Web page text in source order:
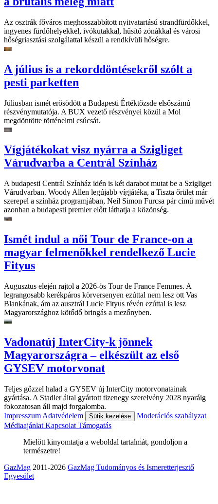
Az osztrák főváros meghosszabbított nyitvatartású strandfürdőkkel,
ingyenes fürdőhelyekkel, ivókutakkal, hűsítő zónákkal és városi
hőségriasztási szolgálattal készül a rendkívüli hőségre.
A július is a rekorddöntésekről szólt a
pesti parketten
Júliusban ismét erősödött a Budapesti Értéktőzsde elsőszámú
részvénymutatója. A BUX vezető részvényei közül a Mol
megdöntötte történelmi csúcsát.
Vígjátékokat visz nyárra a Szigliget
Várudvarba a Centrál Színház
A budapesti Centrál Színház idén is két darabot mutat be a Szigliget
Várudvarban. Woody Allen legújabb vígjátéka, a Tiszta őrület már
szerepel a színház programjában, Neil Simon Furcsa pár című művét
azonban a budapesti premier előtt láthatja a közönség.
Ismét indul a női Tour de France-on a
magyar felmenőkkel rendelkező Lucie
Fityus
Augusztus elején rajtol a 2026-ös Tour de France Femmes. A
legrangosabb kerékpáros körversenyen ezúttal nem lesz ott Vas
Blankának, ám az ausztrál Lucie Fityus révén ezúttal is lesz
Magyarországhoz kötődő bringás a mezőnyben.
Vadonatúj InterCity-k jönnek
Magyarországra – elkészült az első
GYSEV motorvonat
Teljes gőzzel halad a GYSEV új InterCity motorvonatainak
gyártása. A Stadler által gyártott tizenegy szerelvény 2028 nyaráig
fokozatosan áll majd forgalomba.
Impresszum Adatvédelem Sütik kezelése
Moderációs szabályzat
Médiaajánlat Kapcsolat Támogatás
Mielőtt kinyomtatja a weboldal tartalmát, gondoljon a
természetre!
GazMag 2011-2026 GazMag Tudományos és Ismeretterjesztő
Egyesület